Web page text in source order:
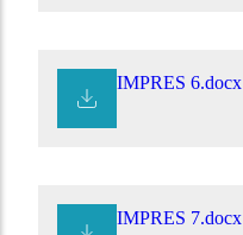
IMPRES 6.docx
IMPRES 7.docx